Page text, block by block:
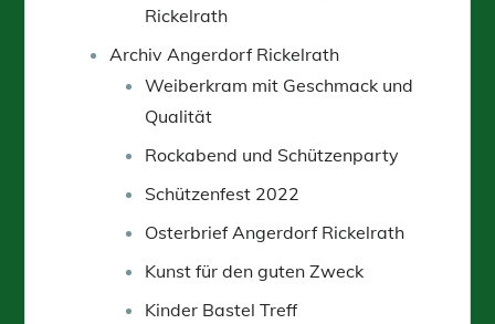
Rickelrath
Archiv Angerdorf Rickelrath
Weiberkram mit Geschmack und
Qualität
Rockabend und Schützenparty
Schützenfest 2022
Osterbrief Angerdorf Rickelrath
Kunst für den guten Zweck
Kinder Bastel Treff